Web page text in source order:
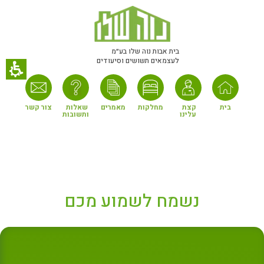
בית אבות נוה שלו בע״מ
לעצמאים תשושים וסיעודים
בית קצת
עלינו
מחלקות מאמרים שאלות
ותשובות
צור קשר
נשמח לשמוע מכם